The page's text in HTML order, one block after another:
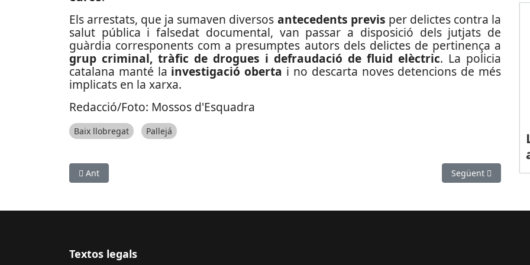
Els arrestats, que ja sumaven diversos antecedents previs per delictes contra la
salut pública i falsedat documental, van passar a disposició dels jutjats de
guàrdia corresponents com a presumptes autors dels delictes de pertinença a
grup criminal, tràfic de drogues i defraudació de fluid elèctric. La policia
catalana manté la investigació oberta i no descarta noves detencions de més
implicats en la xarxa.
Redacció/Foto: Mossos d'Esquadra
Baix llobregat Pallejá
Article anterior: Desarticulada una xarxa criminal que explotava sexualment sis dones en diversos municipis
Ant Article següent:
Següent
Textos legals